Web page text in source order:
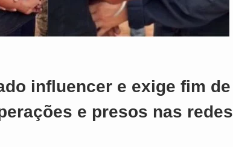
influencer e exige fim de
e presos nas redes